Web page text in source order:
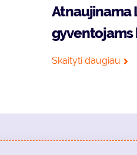
Atnaujinama
gyventojams
Skaityti daugiau